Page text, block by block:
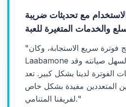
مع تحديثات ضريبة
والخدمات المتغيرة للعبة
"فوترة سريع الاستجابة، وكان
Laabamone هو الحل الأمثل. من السهل صيانته وقد
الفوترة لدينا بشكل كبير. تعد
المتعددين مفيدة بشكل خاص
لفريقنا المتنامي."